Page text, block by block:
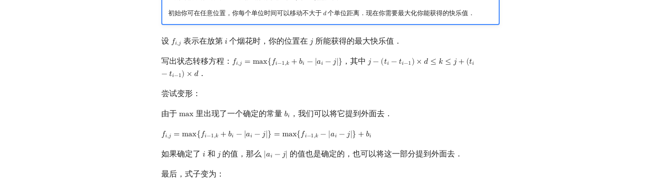
初始你可在任意位置，你每个单位时间可以移动不大于 𝑑
d个单位距离．现在你需要最大化你能获得的快乐值．
设 𝑓𝑖,𝑗
f,j 表示在放第 𝑖
i 个烟花时，你的位置在 𝑗
j所能获得的最大快乐值．
写出状态转移方程： 𝑓𝑖,𝑗 = max{𝑓𝑖−1,𝑘 +𝑏𝑖 − |𝑎𝑖 −𝑗|}
f,j= max{f− 1,k+bi −| ai−j| ，其中 𝑗 − (𝑡𝑖 −𝑡𝑖−1) × 𝑑 ≤ 𝑘 ≤ 𝑗 + (𝑡𝑖
−𝑡𝑖−1) × 𝑑
j−(t i−ti −1 )×d≤k≤ +( ti− ti −1 )× d
．
尝试变形：
由于 max
max 里出现了一个确定的常量 𝑏𝑖
bi ，我们可以将它提到外面去．
𝑓𝑖,𝑗 = max{𝑓𝑖−1,𝑘 +𝑏𝑖 − |𝑎𝑖 −𝑗|} = max{𝑓𝑖−1,𝑘 − |𝑎𝑖 −𝑗|} +𝑏𝑖
f,j= max{f− 1,k+bi −| ai−j| =max{ f− 1,k−|ai− j|}+bi
如果确定了 𝑖
i 和 𝑗
j的值，那么 |𝑎𝑖 −𝑗|
|ai −j| 的值也是确定的，也可以将这一部分提到外面去．
最后，式子变为：